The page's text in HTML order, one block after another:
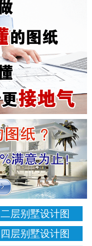
二层别墅设计图
四层别墅设计图